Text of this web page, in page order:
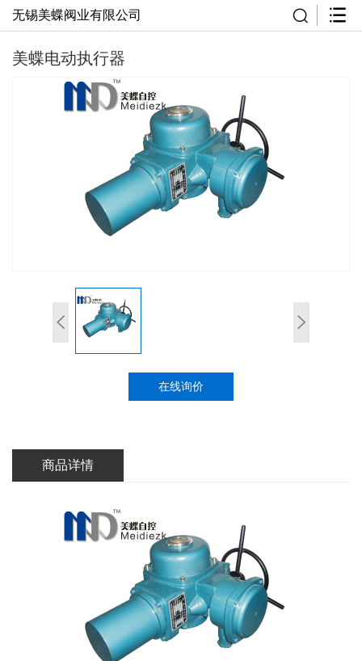
无锡美蝶阀业有限公司
美蝶电动执行器
在线询价
商品详情